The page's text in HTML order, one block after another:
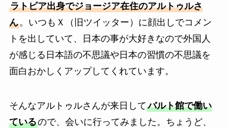
ラトビア出身でジョージア在住のアルトゥルさ
ん。いつもＸ（旧ツイッター）に顔出しでコメン
トを出していて、日本の事が大好きなので外国人
が感じる日本語の不思議や日本の習慣の不思議を
面白おかしくアップしてくれています。
そんなアルトゥルさんが来日してバルト館で働い
ているので、会いに行ってみました。ちょうど、